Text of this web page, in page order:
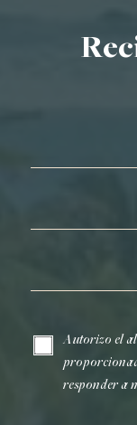
Autorizo el
responder a